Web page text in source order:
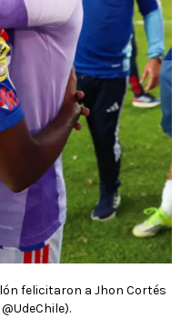
felicitaron a Jhon Cortés